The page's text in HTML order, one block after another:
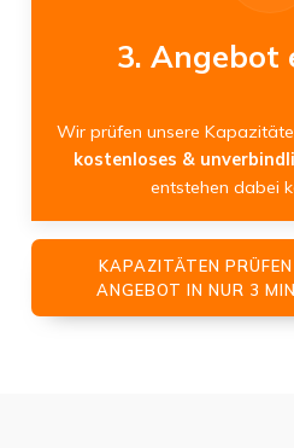
3. Angebot
Wir prüfen unsere
kostenloses &
entstehen dabei
KAPAZITÄTEN
ANGEBOT IN NUR 3